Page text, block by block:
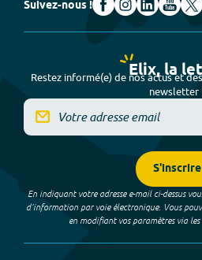
Suivez-nous !
Elix, la
Restez informé(e) de nos actus et
newsletter
S'inscrire
En indiquant votre adresse e-mail ci-dessus
d’information par voie électronique. Vous
en modifiant vos paramètres via les